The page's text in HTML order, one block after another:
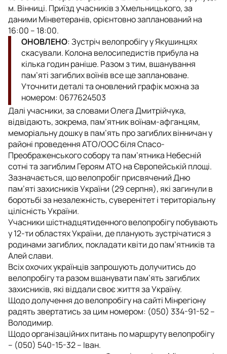
м. Вінниці. Приїзд учасників з Хмельницького, за
даними Мінветеранів, орієнтовно запланований на
16:00 – 18:00.
ОНОВЛЕНО: Зустріч велопробігу у Якушинцях
скасували. Колона велосипедистів прибула на
кілька годин раніше. Разом з тим, вшанування
пам’яті загиблих воїнів все ще заплановане.
Уточнити деталі та оновлений графік можна за
номером: 0677624503
Далі учасники, за словами Олега Дмитрійчука,
відвідають, зокрема, пам’ятник воїнам-афганцям,
меморіальну дошку в пам’ять про загиблих вінничан у
районі проведення АТО/ООС біля Спасо-
Преображенського собору та пам’ятника Небесній
сотні та загиблим Героям АТО на Європейській площі.
Зазначається, що велопробіг присвячений Дню
пам’яті захисників України (29 серпня), які загинули в
боротьбі за незалежність, суверенітет і територіальну
цілісність України.
Учасники шістнадцятиденного велопробігу побувають
у 12-ти областях України, де планують зустрічатися з
родинами загиблих, покладати квіти до пам’ятників та
Алей слави.
Всіх охочих українців запрошують долучитись до
велопробігу та разом вшанувати пам’ять загиблих
захисників, які віддали своє життя за Україну.
Щодо долучення до велопробігу на сайті Мінрегіону
радять звертатись за цим номером: (050) 334-91-52 –
Володимир.
Щодо організаційних питань по маршруту велопробігу
– (050) 540-15-32 – Іван.